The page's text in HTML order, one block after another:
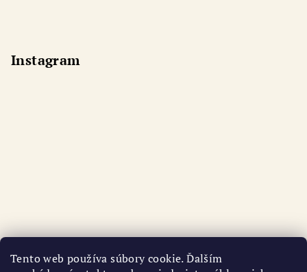
Tento web používa súbory cookie. Ďalším
Instagram